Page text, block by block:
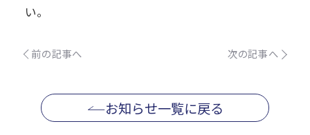
い。
前の記事へ 次の記事へ
お知らせ一覧に戻る